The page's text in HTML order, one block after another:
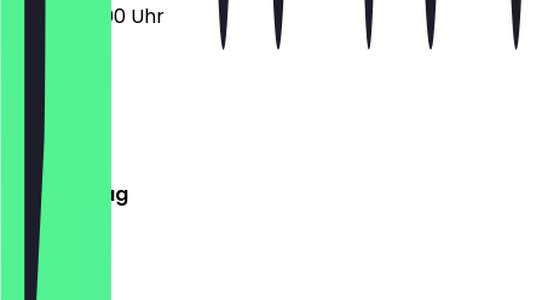
09:30 - 18:00 Uhr
Dienstag
Mittwoch
Donnerstag
Freitag
Samstag
Sonntag